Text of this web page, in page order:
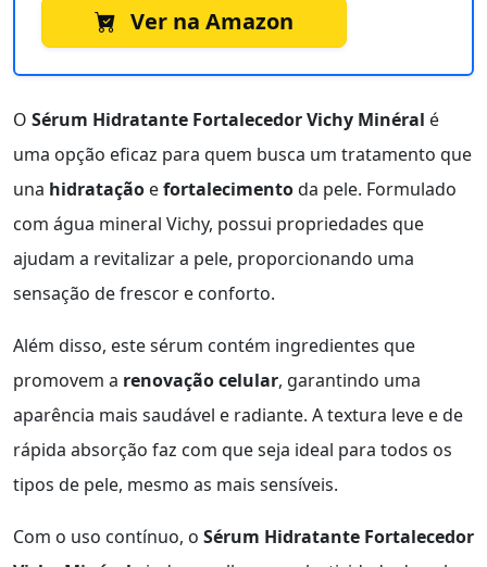
Ver na Amazon
O Sérum Hidratante Fortalecedor Vichy Minéral é
uma opção eficaz para quem busca um tratamento que
una hidratação efortalecimentoda pele. Formulado
com água mineral Vichy, possui propriedades que
ajudam a revitalizar a pele, proporcionando uma
sensação de frescor e conforto.
Além disso, este sérum contém ingredientes que
promovem a renovação celular, garantindo uma
aparência mais saudável e radiante. A textura leve e de
rápida absorção faz com que seja ideal para todos os
tipos de pele, mesmo as mais sensíveis.
Com o uso contínuo, o Sérum Hidratante Fortalecedor